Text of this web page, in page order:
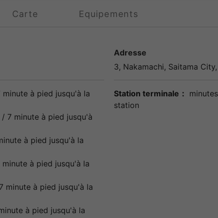
Carte Equipements
Adresse
3, Nakamachi, Saitama
à pied jusqu'à la
/ 7 minute à pied jusqu'à
à pied jusqu'à la
à pied jusqu'à la
minute à pied jusqu'à la
à pied jusqu'à la
Station terminale：
station